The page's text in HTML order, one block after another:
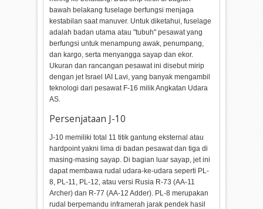
bawah belakang fuselage berfungsi menjaga
kestabilan saat manuver. Untuk diketahui, fuselage
adalah badan utama atau "tubuh" pesawat yang
berfungsi untuk menampung awak, penumpang,
dan kargo, serta menyangga sayap dan ekor.
Ukuran dan rancangan pesawat ini disebut mirip
dengan jet Israel IAI Lavi, yang banyak mengambil
teknologi dari pesawat F-16 milik Angkatan Udara
AS.
Persenjataan J-10
J-10 memiliki total 11 titik gantung eksternal atau
hardpoint yakni lima di badan pesawat dan tiga di
masing-masing sayap. Di bagian luar sayap, jet ini
dapat membawa rudal udara-ke-udara seperti PL-
8, PL-11, PL-12, atau versi Rusia R-73 (AA-11
Archer) dan R-77 (AA-12 Adder). PL-8 merupakan
rudal berpemandu inframerah jarak pendek hasil